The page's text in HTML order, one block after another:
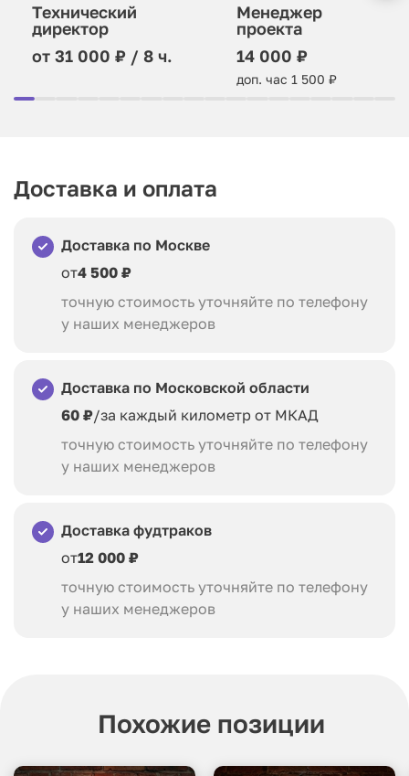
Технический
директор
от 31 000 ₽ / 8 ч.
Менеджер
проекта
14 000 ₽
доп. час 1 500 ₽
Доставка и оплата
Доставка по Москве
от4 500 ₽
точную стоимость уточняйте по телефону
у наших менеджеров
Доставка по Московской области
60 ₽/за каждый километр от МКАД
точную стоимость уточняйте по телефону
у наших менеджеров
Доставка фудтраков
от12 000 ₽
точную стоимость уточняйте по телефону
у наших менеджеров
Похожие позиции